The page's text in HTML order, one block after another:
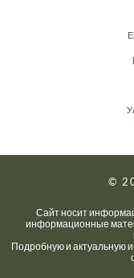
©
Сайт носит
информационные
Подробную и актуальную